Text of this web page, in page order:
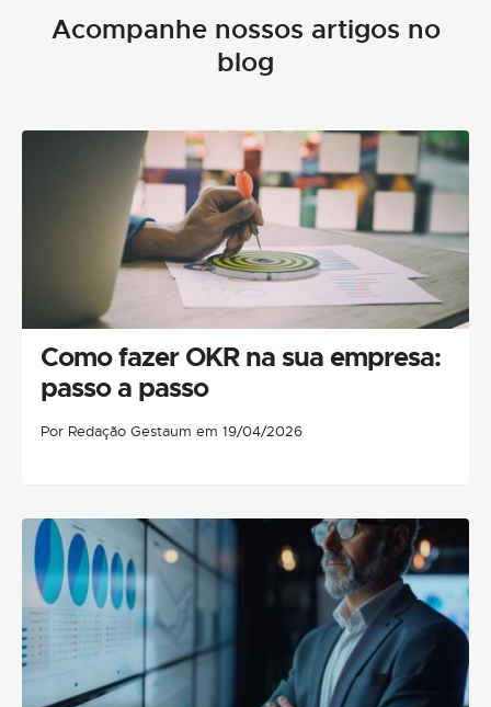
Acompanhe nossos artigos no
blog
Como fazer OKR na sua empresa:
passo a passo
Por Redação Gestaum em 19/04/2026